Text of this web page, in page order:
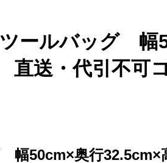
ールバッグ 幅
直送・代引不
50cm×奥行32.5cm×